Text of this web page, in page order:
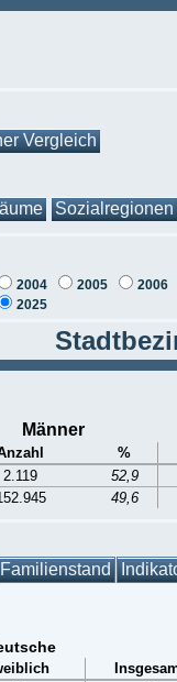
Vergleich
Sozialregionen
2004 2005
2006
2025
Männer
%
2.119
52,9
49,6
Familienstand